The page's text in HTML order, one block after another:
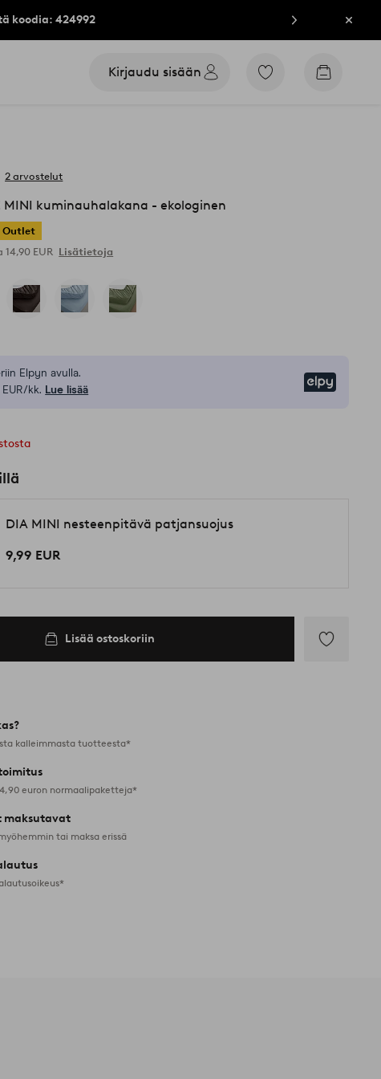
koodia: 424992 Sulje
Kirjaudu sisään
Siirry
Siirry
2 arvostelut
MINI kuminauhalakana - ekologinen
Outlet
14,90 EUR Lisätietoja
Elpyn avulla.
kk. Lue lisää
DIA MINI nesteenpitävä patjansuojus
9,99 EUR
Lisää ostoskoriin
kalleimmasta tuotteesta*
euron normaalipaketteja*
maksutavat
tai maksa erissä